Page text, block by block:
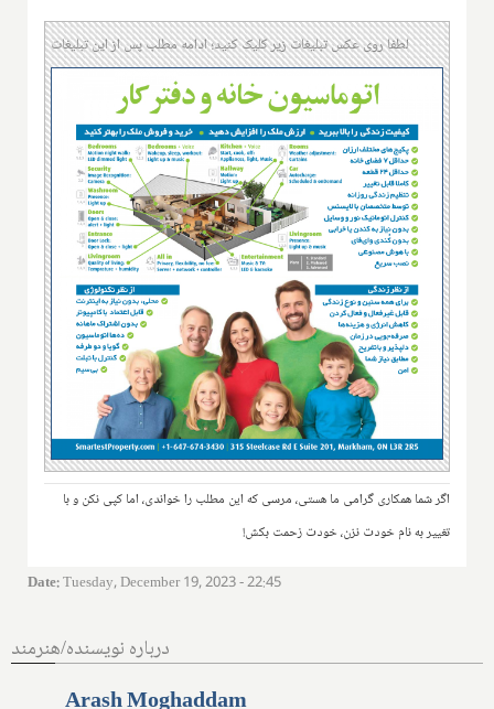
لطفا روی عکس تبلیغات زیر کلیک کنید؛ ادامه مطلب پس از این تبلیغات
اگر شما همکاری گرامی ما هستی، مرسی که این مطلب را خواندی، اما کپی نکن و با
تغییر به نام خودت نزن، خودت زحمت بکش!
Date:Tuesday, December 19, 2023 - 22:45
درباره نویسنده/هنرمند